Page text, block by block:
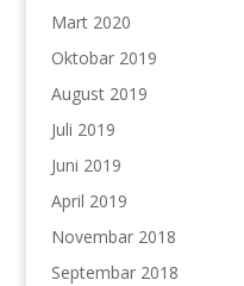
Mart 2020
Oktobar 2019
August 2019
Juli 2019
Juni 2019
April 2019
Novembar 2018
Septembar 2018